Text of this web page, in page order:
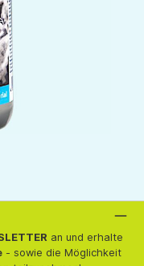
an und erhalte
- sowie die Möglichkeit